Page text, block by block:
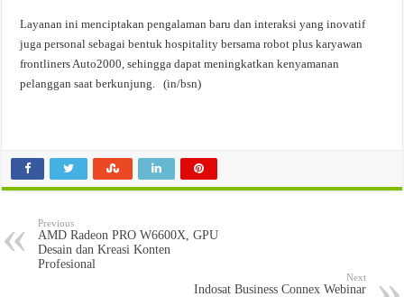
Layanan ini menciptakan pengalaman baru dan interaksi yang inovatif
juga personal sebagai bentuk hospitality bersama robot plus karyawan
frontliners Auto2000, sehingga dapat meningkatkan kenyamanan
pelanggan saat berkunjung. (in/bsn)
Previous
AMD Radeon PRO W6600X, GPU
Desain dan Kreasi Konten
Profesional
Next
Indosat Business Connex Webinar